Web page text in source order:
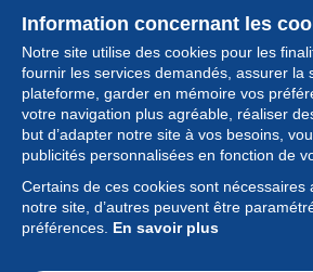
Information concernant les
Notre site utilise des cookies pour les
fournir les services demandés, assurer la
plateforme, garder en mémoire vos
votre navigation plus agréable, réaliser
but d’adapter notre site à vos besoins,
publicités personnalisées en fonction de
Certains de ces cookies sont nécessaires
notre site, d’autres peuvent être
préférences. En savoir plus
Collection
Actualités
Fonctionnalités